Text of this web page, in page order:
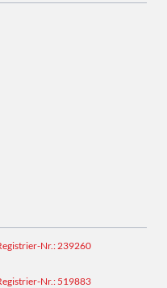
Nr.: 239260
Nr.: 519883